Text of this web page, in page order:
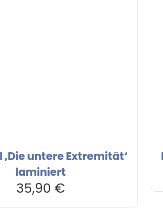
‚Die untere Extremität‘
laminiert
35,90 €